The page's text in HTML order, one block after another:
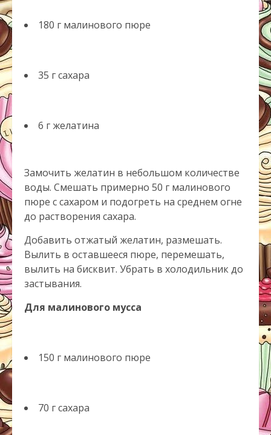
180 г малинового пюре
35 г сахара
6 г желатина
Замочить желатин в небольшом количестве
воды. Смешать примерно 50 г малинового
пюре с сахаром и подогреть на среднем огне
до растворения сахара.
Добавить отжатый желатин, размешать.
Вылить в оставшееся пюре, перемешать,
вылить на бисквит. Убрать в холодильник до
застывания.
Для малинового мусса
150 г малинового пюре
70 г сахара